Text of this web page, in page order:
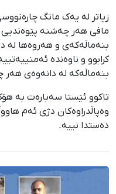
زیاتر لە یەک مانگ
مافی هەر چەشنە
بنەماڵەکەی و هەروەها لە
کرابوو و ناوەندە
بنەماڵەکە لە دانەوەی هەر
تاکوو ئێستا سەبارەت بە
وەپاڵدراوەکان دژی ئەم
دەستدا نییە.